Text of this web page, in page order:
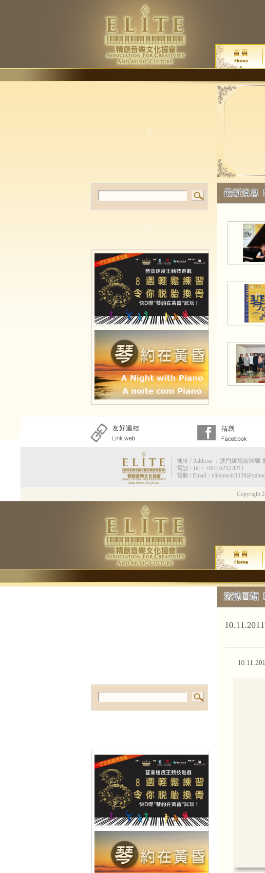
地址 / Address ：澳門羅馬街96號
電話 / Tel：+853 6233 8211
電郵 / Email：
Copyright